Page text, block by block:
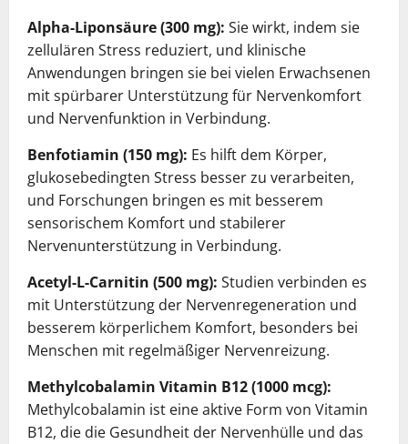
Alpha-Liponsäure (300 mg): Sie wirkt, indem sie
zellulären Stress reduziert, und klinische
Anwendungen bringen sie bei vielen Erwachsenen
mit spürbarer Unterstützung für Nervenkomfort
und Nervenfunktion in Verbindung.
Benfotiamin (150 mg): Es hilft dem Körper,
glukosebedingten Stress besser zu verarbeiten,
und Forschungen bringen es mit besserem
sensorischem Komfort und stabilerer
Nervenunterstützung in Verbindung.
Acetyl-L-Carnitin (500 mg): Studien verbinden es
mit Unterstützung der Nervenregeneration und
besserem körperlichem Komfort, besonders bei
Menschen mit regelmäßiger Nervenreizung.
Methylcobalamin Vitamin B12 (1000 mcg):
Methylcobalamin ist eine aktive Form von Vitamin
B12, die die Gesundheit der Nervenhülle und das